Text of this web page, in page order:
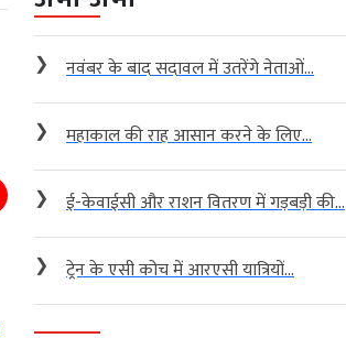
इंदौर: 80 लाख रुपये की हेराफेरी का
❯ नवंबर के बाद सदावल में उतरेंगे नेताओं...
❯ महाकाल की राह आसान करने के लिए...
❯ ई-केवाईसी और राशन वितरण में गड़बड़ी की...
❯ ट्रेन के एसी कोच में आरएसी यात्रियों...